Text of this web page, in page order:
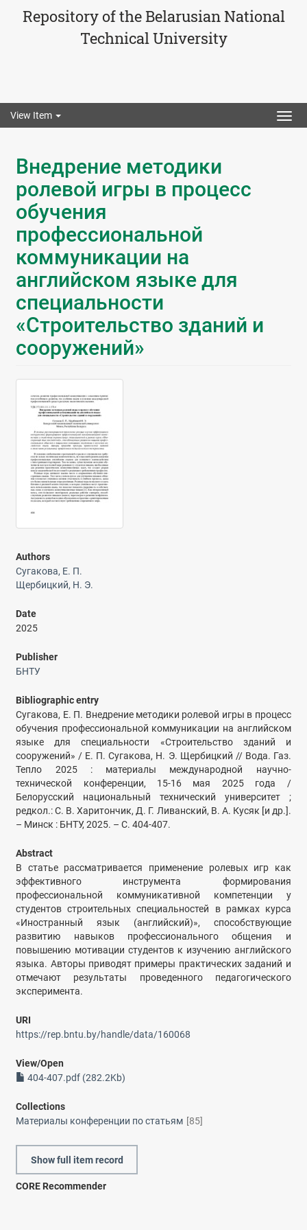
Repository of the Belarusian National
Technical University
View Item
Внедрение методики
ролевой игры в процесс
обучения
профессиональной
коммуникации на
английском языке для
специальности
«Строительство зданий и
сооружений»
Authors
Сугакова, Е. П.
Щербицкий, Н. Э.
Date
2025
Publisher
БНТУ
Bibliographic entry
Сугакова, Е. П. Внедрение методики ролевой игры в процесс
обучения профессиональной коммуникации на английском
языке для специальности «Строительство зданий и
сооружений» / Е. П. Сугакова, Н. Э. Щербицкий // Вода. Газ.
Тепло 2025 : материалы международной научно-
технической конференции, 15-16 мая 2025 года /
Белорусский национальный технический университет ;
редкол.: С. В. Харитончик, Д. Г. Ливанский, В. А. Кусяк [и др.].
– Минск : БНТУ, 2025. – С. 404-407.
Abstract
В статье рассматривается применение ролевых игр как
эффективного инструмента формирования
профессиональной коммуникативной компетенции у
студентов строительных специальностей в рамках курса
«Иностранный язык (английский)», способствующие
развитию навыков профессионального общения и
повышению мотивации студентов к изучению английского
языка. Авторы приводят примеры практических заданий и
отмечают результаты проведенного педагогического
эксперимента.
URI
https://rep.bntu.by/handle/data/160068
View/Open
404-407.pdf (282.2Kb)
Collections
Материалы конференции по статьям [85]
Show full item record
CORE Recommender